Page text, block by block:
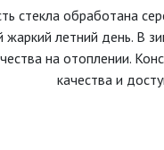
стекла обработана
жаркий летний день. В
на отоплении.
качества и